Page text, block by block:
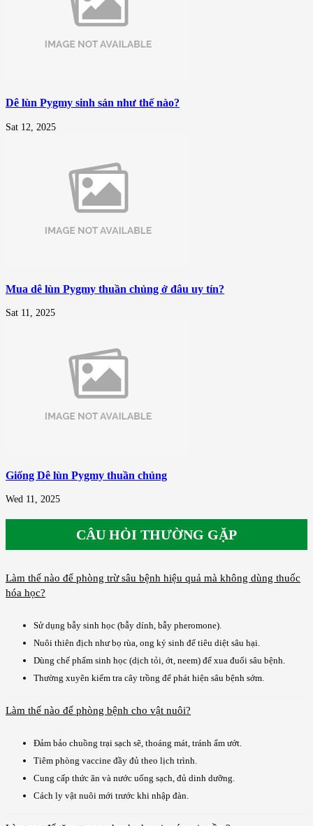
Dê lùn Pygmy sinh sản như thế nào?
Sat 12, 2025
Mua dê lùn Pygmy thuần chủng ở đâu uy tín?
Sat 11, 2025
Giống Dê lùn Pygmy thuần chủng
Wed 11, 2025
CÂU HỎI THƯỜNG GẶP
Làm thế nào để phòng trừ sâu bệnh hiệu quả mà không dùng thuốc
hóa học?
Sử dụng bẫy sinh học (bẫy dính, bẫy pheromone).
Nuôi thiên địch như bọ rùa, ong ký sinh để tiêu diệt sâu hại.
Dùng chế phẩm sinh học (dịch tỏi, ớt, neem) để xua đuổi sâu bệnh.
Thường xuyên kiểm tra cây trồng để phát hiện sâu bệnh sớm.
Làm thế nào để phòng bệnh cho vật nuôi?
Đảm bảo chuồng trại sạch sẽ, thoáng mát, tránh ẩm ướt.
Tiêm phòng vaccine đầy đủ theo lịch trình.
Cung cấp thức ăn và nước uống sạch, đủ dinh dưỡng.
Cách ly vật nuôi mới trước khi nhập đàn.